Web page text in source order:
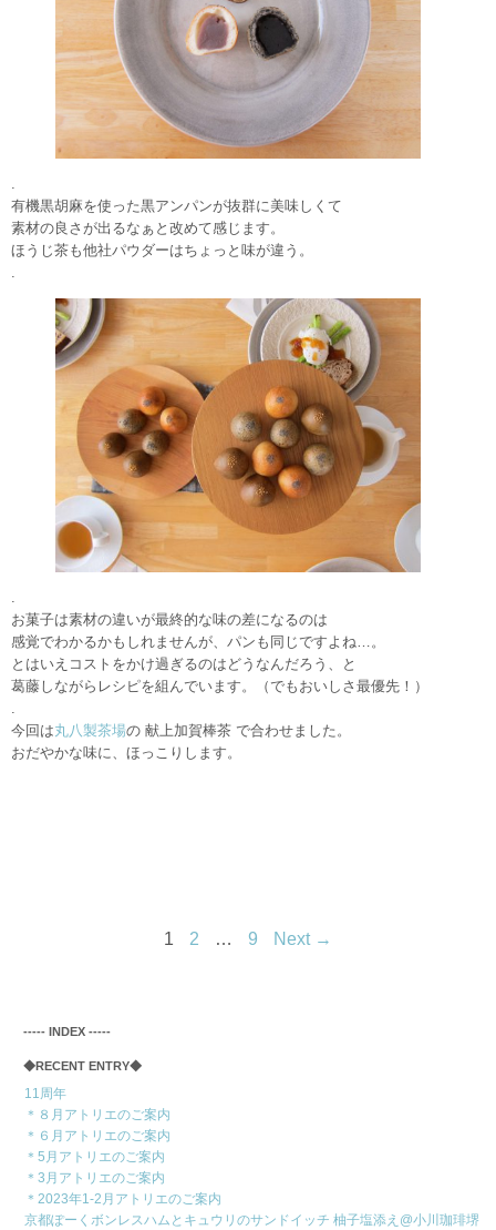
有機黒胡麻を使った黒アンパンが抜群に美味しくて
素材の良さが出るなぁと改めて感じます。
ほうじ茶も他社パウダーはちょっと味が違う。
.
お菓子は素材の違いが最終的な味の差になるのは
感覚でわかるかもしれませんが、パンも同じですよね…。
とはいえコストをかけ過ぎるのはどうなんだろう、と
葛藤しながらレシピを組んでいます。（でもおいしさ最優先！）
.
今回は丸八製茶場の 献上加賀棒茶 で合わせました。
おだやかな味に、ほっこりします。
1 2 … 9 Next →
‐‐‐‐‐ INDEX ‐‐‐‐‐
◆RECENT ENTRY◆
11周年
＊８月アトリエのご案内
＊６月アトリエのご案内
＊5月アトリエのご案内
＊3月アトリエのご案内
＊2023年1-2月アトリエのご案内
京都ぽーくボンレスハムとキュウリのサンドイッチ 柚子塩添え@小川珈琲堺